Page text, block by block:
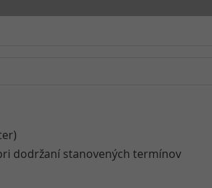
dodržaní stanovených termínov